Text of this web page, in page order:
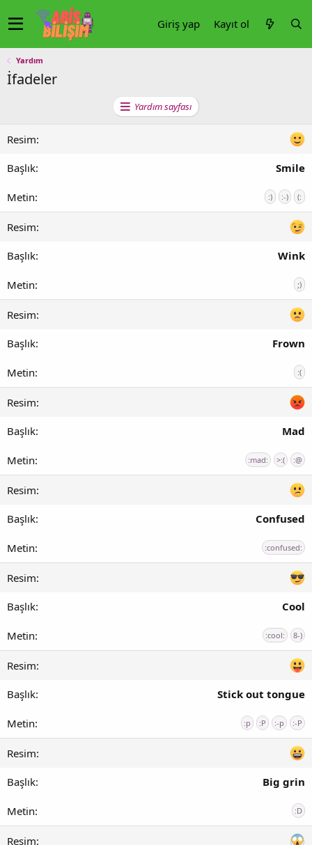
Giriş yap Kayıt ol
Yardım
İfadeler
Yardım sayfası
Smile
:) :-) (:
Wink
;)
Frown
:(
Mad
:mad: >:( :@
Confused
:confused:
Cool
:cool: 8-)
Stick out tongue
:p :P :-p :-P
Big grin
:D